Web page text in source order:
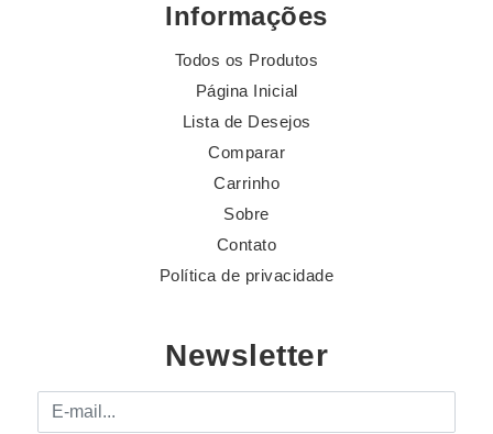
Informações
Todos os Produtos
Página Inicial
Lista de Desejos
Comparar
Carrinho
Sobre
Contato
Política de privacidade
Newsletter
E-mail